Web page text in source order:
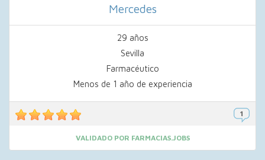
Mercedes
29 años
Sevilla
Farmacéutico
Menos de 1 año de experiencia
VALIDADO POR FARMACIAS.JOBS